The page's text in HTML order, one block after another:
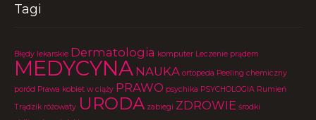
Tagi
Błędy lekarskie Dermatologia komputer Leczenie prądem
MEDYCYNA NAUKA ortopeda Peeling chemiczny
poród Prawa kobiet w ciąży PRAWO psychika PSYCHOLOGIA Rumień
Trądzik różowaty URODA zabiegi ZDROWIE środki